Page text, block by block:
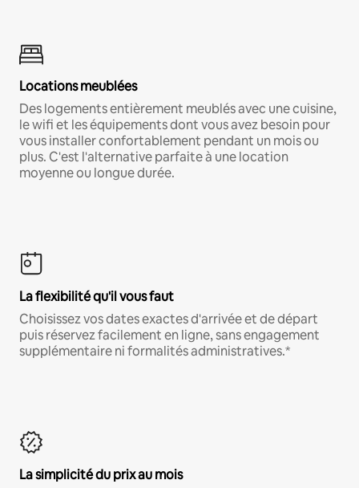
Locations meublées
Des logements entièrement meublés avec une cuisine,
le wifi et les équipements dont vous avez besoin pour
vous installer confortablement pendant un mois ou
plus. C'est l'alternative parfaite à une location
moyenne ou longue durée.
La flexibilité qu'il vous faut
Choisissez vos dates exactes d'arrivée et de départ
puis réservez facilement en ligne, sans engagement
supplémentaire ni formalités administratives.*
La simplicité du prix au mois